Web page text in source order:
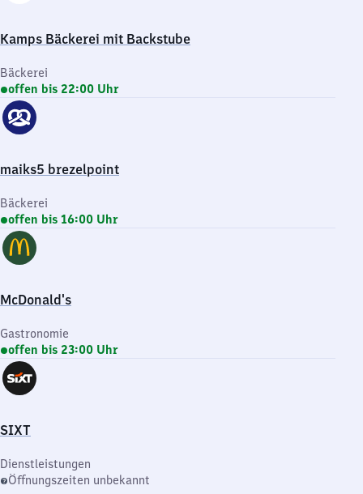
Kamps Bäckerei mit Backstube
Bäckerei
offen bis 22:00 Uhr
maiks5 brezelpoint
Bäckerei
offen bis 16:00 Uhr
McDonald's
Gastronomie
offen bis 23:00 Uhr
SIXT
Dienstleistungen
Öffnungszeiten unbekannt